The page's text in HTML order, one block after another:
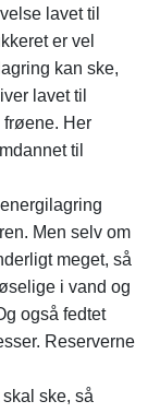
lavet til
er vel
kan ske,
lavet til
Her
til
Men selv om
meget, så
i vand og
også fedtet
Reserverne
ske, så